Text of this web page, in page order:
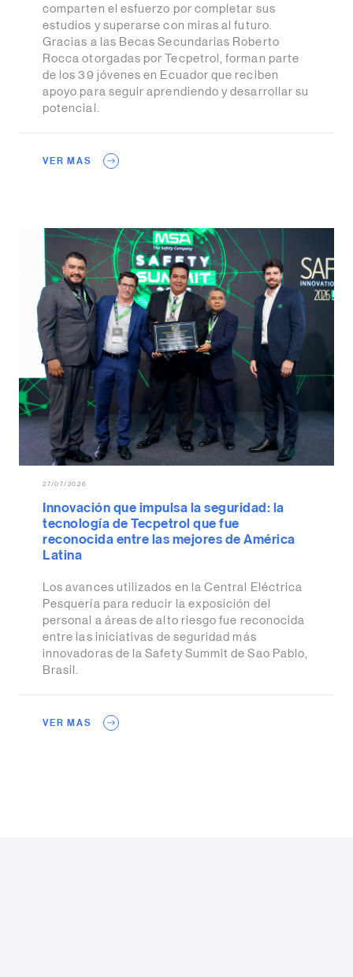
comparten el esfuerzo por completar sus
estudios y superarse con miras al futuro.
Gracias a las Becas Secundarias Roberto
Rocca otorgadas por Tecpetrol, forman parte
de los 39 jóvenes en Ecuador que reciben
apoyo para seguir aprendiendo y desarrollar su
potencial.
VER MAS
27/07/2026
Innovación que impulsa la seguridad: la
tecnología de Tecpetrol que fue
reconocida entre las mejores de América
Latina
Los avances utilizados en la Central Eléctrica
Pesquería para reducir la exposición del
personal a áreas de alto riesgo fue reconocida
entre las iniciativas de seguridad más
innovadoras de la Safety Summit de Sao Pablo,
Brasil.
VER MAS